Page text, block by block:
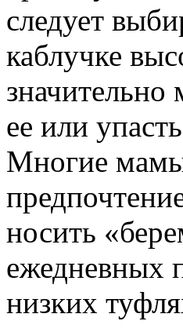
следует
каблучке
значительно
ее или
Многие
носить
ежедневных
низких